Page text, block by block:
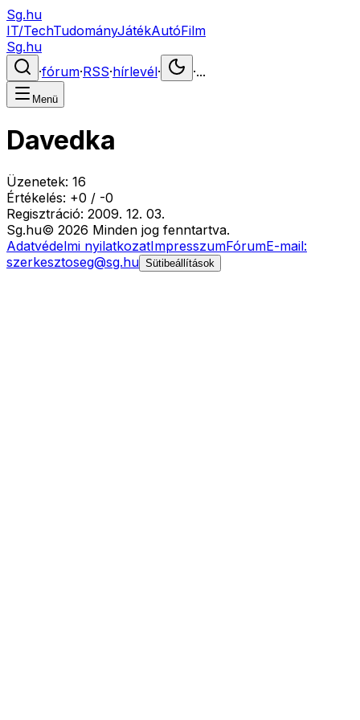
Sg.hu
IT/TechTudományJátékAutóFilm
Sg.hu
·fórum·RSS·hírlevél· ·...
Menü
Davedka
Üzenetek: 16
Értékelés: +0 / -0
Regisztráció: 2009. 12. 03.
Sg.hu© 2026 Minden jog fenntartva.
Adatvédelmi nyilatkozatImpresszumFórumE-mail:
szerkesztoseg@sg.hu Sütibeállítások